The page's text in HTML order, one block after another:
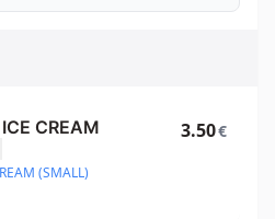
CREAM
(SMALL)
3.50€